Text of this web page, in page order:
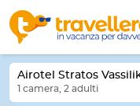
Airotel Stratos
1 camera, 2 adulti